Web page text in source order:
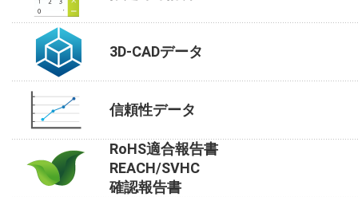
3D-CADデータ
信頼性データ
RoHS適合報告書
REACH/SVHC
確認報告書